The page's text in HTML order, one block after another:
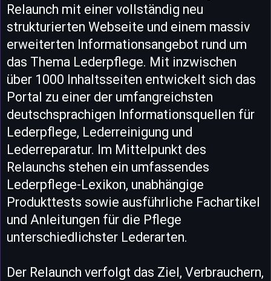
Relaunch mit einer vollständig neu
strukturierten Webseite und einem massiv
erweiterten Informationsangebot rund um
das Thema Lederpflege. Mit inzwischen
über 1000 Inhaltsseiten entwickelt sich das
Portal zu einer der umfangreichsten
deutschsprachigen Informationsquellen für
Lederpflege, Lederreinigung und
Lederreparatur. Im Mittelpunkt des
Relaunchs stehen ein umfassendes
Lederpflege-Lexikon, unabhängige
Produkttests sowie ausführliche Fachartikel
und Anleitungen für die Pflege
unterschiedlichster Lederarten.
Der Relaunch verfolgt das Ziel, Verbrauchern,